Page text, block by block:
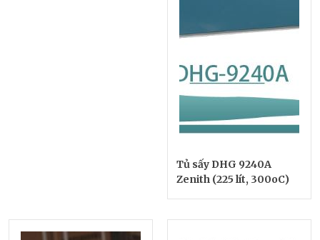
Tủ sấy DHG 9240A
Zenith (225 lít, 300oC)